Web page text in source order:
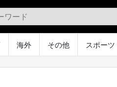
海外 その他 スポーツ